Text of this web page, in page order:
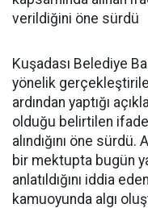
verildiğini öne sürdü
Kuşadası Belediye
yönelik
ardından yaptığı
olduğu belirtilen
alındığını öne
bir mektupta bugün
anlatıldığını iddia
kamuoyunda algı